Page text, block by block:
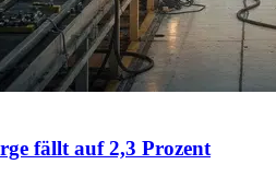
fällt auf 2,3 Prozent